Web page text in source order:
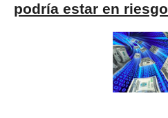
podría estar en riesgo